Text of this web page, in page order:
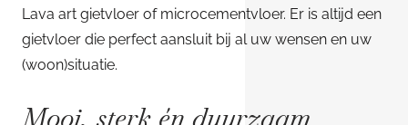
Lava art gietvloer of microcementvloer. Er is altijd een
gietvloer die perfect aansluit bij al uw wensen en uw
(woon)situatie.